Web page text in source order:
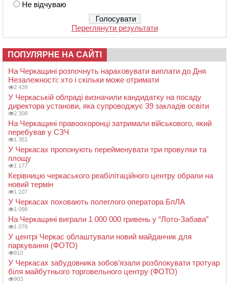
Не відчуваю
Переглянути результати
ПОПУЛЯРНЕ НА САЙТІ
На Черкащині розпочнуть нараховувати виплати до Дня
Незалежності: хто і скільки може отримати
2 439
У Черкаській облраді визначили кандидатку на посаду
директора установи, яка супроводжує 39 закладів освіти
2 308
На Черкащині правоохоронці затримали військового, який
перебував у СЗЧ
1 351
У Черкасах пропонують перейменувати три провулки та
площу
1 177
Керівницю черкаського реабілітаційного центру обрали на
новий термін
1 107
У Черкасах поховають полеглого оператора БпЛА
1 098
На Черкащині виграли 1 000 000 гривень у “Лото-Забава”
1 078
У центрі Черкас облаштували новий майданчик для
паркування (ФОТО)
910
У Черкасах забудовника зобов’язали розблокувати тротуар
біля майбутнього торговельного центру (ФОТО)
903